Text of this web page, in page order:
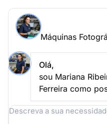
Coloque a sua
Máquinas
Olá,
sou Mariana
Ferreira como